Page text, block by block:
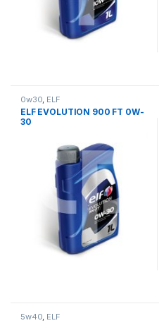
0w30 ELF
ELF EVOLUTION 900 FT 0W-
30
5w40, ELF